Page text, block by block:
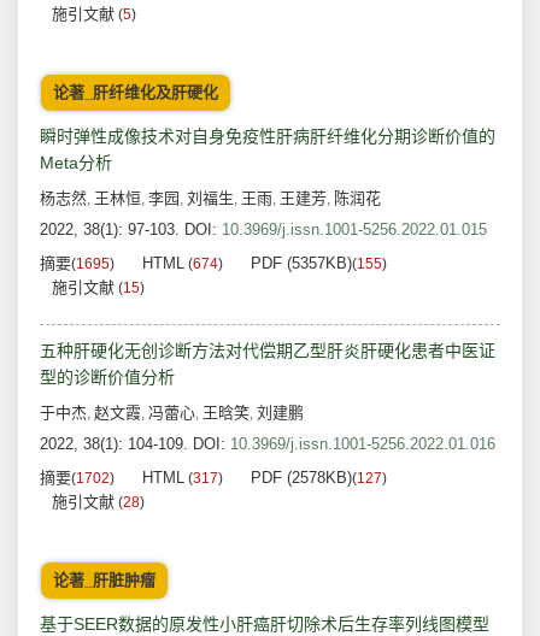
施引文献 (5)
论著_肝纤维化及肝硬化
瞬时弹性成像技术对自身免疫性肝病肝纤维化分期诊断价值的
Meta分析
杨志然, 王林恒, 李园 , 刘福生, 王雨, 王建芳, 陈润花
2022, 38(1): 97-103. DOI: 10.3969/j.issn.1001-5256.2022.01.015
摘要(1695) HTML (674) PDF (5357KB)(155)
施引文献 (15)
五种肝硬化无创诊断方法对代偿期乙型肝炎肝硬化患者中医证
型的诊断价值分析
于中杰, 赵文霞, 冯蕾心, 王晗笑, 刘建鹏
2022, 38(1): 104-109. DOI: 10.3969/j.issn.1001-5256.2022.01.016
摘要(1702) HTML (317) PDF (2578KB)(127)
施引文献 (28)
论著_肝脏肿瘤
基于SEER数据的原发性小肝癌肝切除术后生存率列线图模型